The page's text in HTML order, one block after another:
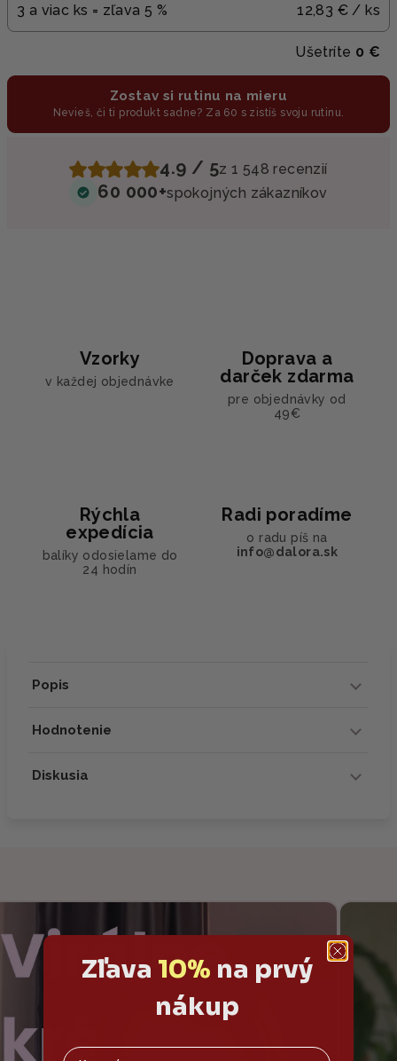
3 a viac ks = zľava 5 % 12,83 € / ks
Ušetríte 0 €
Zostav si rutinu na mieru
Nevieš, či ti produkt sadne? Za 60 s zistíš svoju rutinu.
4.9 / 5z 1 548 recenzií
60 000+spokojných zákazníkov
Vzorky
v každej objednávke
Doprava a
darček zdarma
pre objednávky od
49€
Rýchla
expedícia
balíky odosielame do
24 hodín
Radi poradíme
o radu píš na
info@dalora.sk
Popis
Hodnotenie
Diskusia
Zľava 10% na prvý
nákup